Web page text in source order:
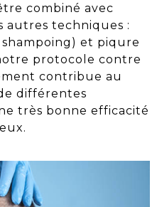
combiné avec
autres techniques :
shampoing) et piqure
protocole contre
contribue au
différentes
très bonne efficacité
.